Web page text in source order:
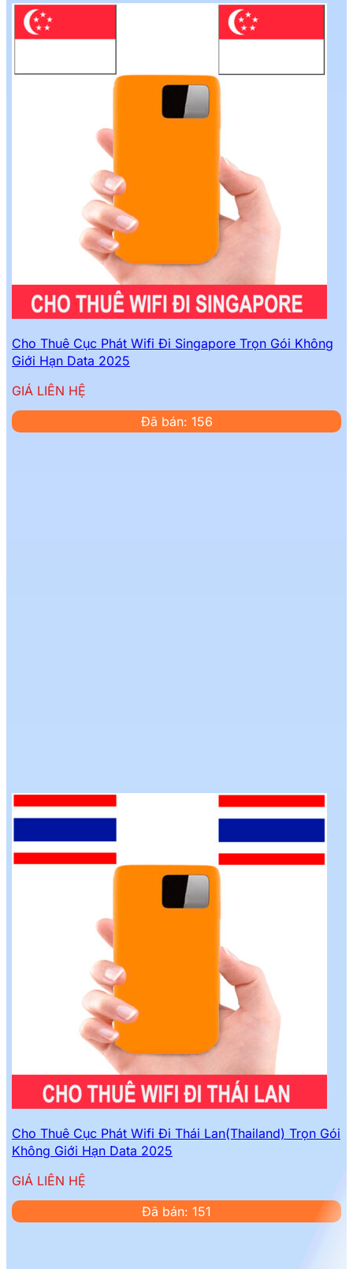
Cho Thuê Cục Phát Wifi Đi Singapore Trọn Gói Không
Giới Hạn Data 2025
GIÁ LIÊN HỆ
Đã bán: 156
Cho Thuê Cục Phát Wifi Đi Thái Lan(Thailand) Trọn Gói
Không Giới Hạn Data 2025
GIÁ LIÊN HỆ
Đã bán: 151